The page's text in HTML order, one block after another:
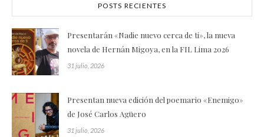
POSTS RECIENTES
Presentarán «Nadie nuevo cerca de ti», la nueva
novela de Hernán Migoya, en la FIL Lima 2026
31 julio, 2026
Presentan nueva edición del poemario «Enemigo»
de José Carlos Agüero
31 julio, 2026